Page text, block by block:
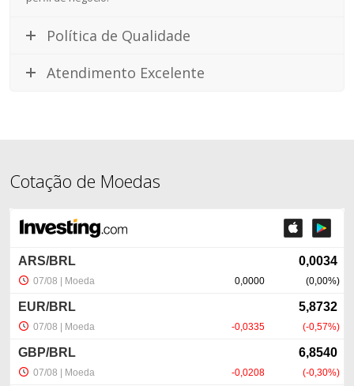
Política de Qualidade
Atendimento Excelente
Cotação de Moedas